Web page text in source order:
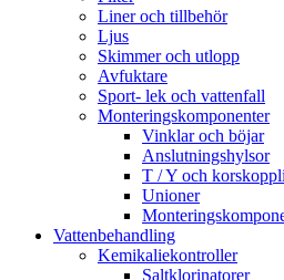
Liner och tillbehör
Ljus
Skimmer och utlopp
Avfuktare
Sport- lek och vattenfall
Monteringskomponenter
Vinklar och böjar
Anslutningshylsor
T / Y och
Unioner
Vattenbehandling
Kemikaliekontroller
Saltklorinatorer